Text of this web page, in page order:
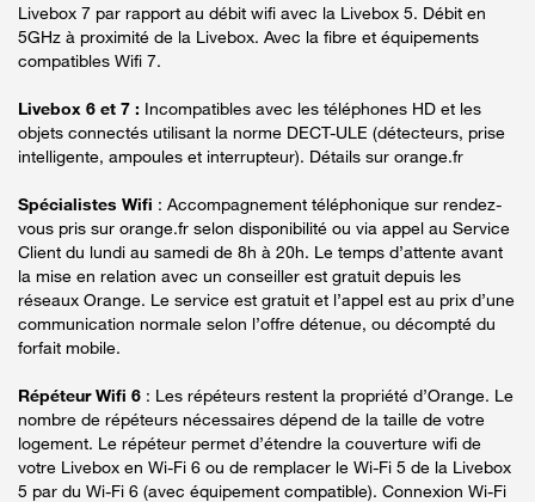
Livebox 7 par rapport au débit wifi avec la Livebox 5. Débit en
5GHz à proximité de la Livebox. Avec la fibre et équipements
compatibles Wifi 7.
Livebox 6 et 7 : Incompatibles avec les téléphones HD et les
objets connectés utilisant la norme DECT-ULE (détecteurs, prise
intelligente, ampoules et interrupteur). Détails sur orange.fr
Spécialistes Wifi : Accompagnement téléphonique sur rendez-
vous pris sur orange.fr selon disponibilité ou via appel au Service
Client du lundi au samedi de 8h à 20h. Le temps d’attente avant
la mise en relation avec un conseiller est gratuit depuis les
réseaux Orange. Le service est gratuit et l’appel est au prix d’une
communication normale selon l’offre détenue, ou décompté du
forfait mobile.
Répéteur Wifi 6 : Les répéteurs restent la propriété d’Orange. Le
nombre de répéteurs nécessaires dépend de la taille de votre
logement. Le répéteur permet d’étendre la couverture wifi de
votre Livebox en Wi-Fi 6 ou de remplacer le Wi-Fi 5 de la Livebox
5 par du Wi-Fi 6 (avec équipement compatible). Connexion Wi-Fi